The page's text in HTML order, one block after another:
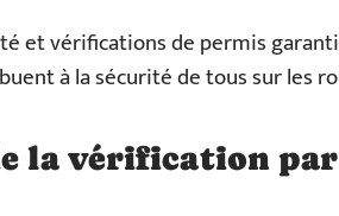
et vérifications de permis
à la sécurité de tous sur les
la vérification